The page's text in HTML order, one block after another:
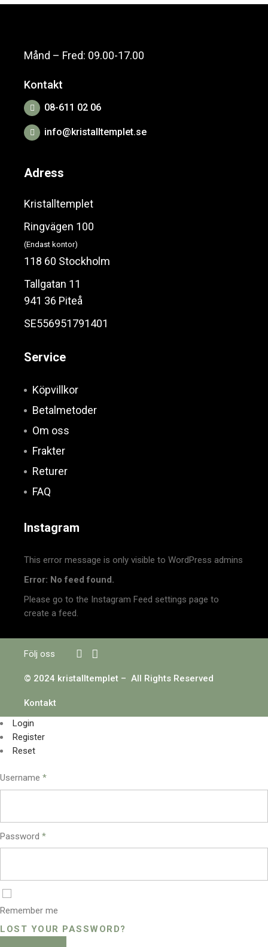
Månd – Fred: 09.00-17.00
Kontakt
08-611 02 06
info@kristalltemplet.se
Adress
Kristalltemplet
Ringvägen 100
(Endast kontor)
118 60 Stockholm
Tallgatan 11
941 36 Piteå
SE556951791401
Service
Köpvillkor
Betalmetoder
Om oss
Frakter
Returer
FAQ
Instagram
This error message is only visible to WordPress admins
Error: No feed found.
Please go to the Instagram Feed settings page to
create a feed.
Följ oss
© 2024 kristalltemplet – All Rights Reserved
Kontakt
Login
Register
Reset
Username *
Password *
Remember me
LOST YOUR PASSWORD?